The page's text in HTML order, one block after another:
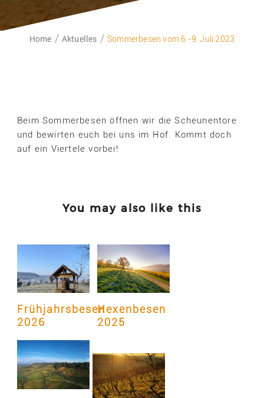
Home Aktuelles Sommerbesen vom 6.-9. Juli 2023
Beim Sommerbesen öffnen wir die Scheunentore
und bewirten euch bei uns im Hof. Kommt doch
auf ein Viertele vorbei!
You may also like this
Frühjahrsbesen
2026
Hexenbesen
2025